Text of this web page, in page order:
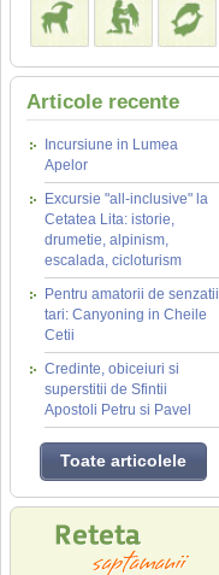
Articole recente
Incursiune in Lumea
Apelor
Excursie "all-inclusive" la
Cetatea Lita: istorie,
drumetie, alpinism,
escalada, cicloturism
Pentru amatorii de senzatii
tari: Canyoning in Cheile
Cetii
Credinte, obiceiuri si
superstitii de Sfintii
Apostoli Petru si Pavel
Toate articolele